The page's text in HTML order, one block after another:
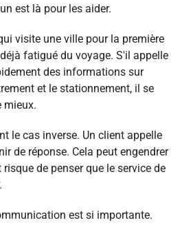
est là pour les aider.
visite une ville pour la première
fatigué du voyage. S'il appelle
des informations sur
et le stationnement, il se
mieux.
le cas inverse. Un client appelle
de réponse. Cela peut engendrer
de penser que le service de
est si importante.